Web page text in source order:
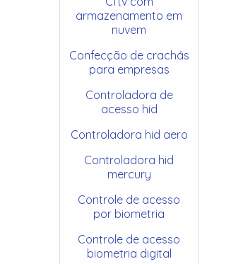
armazenamento em
nuvem
Confecção de crachás
para empresas
Controladora de
acesso hid
Controladora hid aero
Controladora hid
mercury
Controle de acesso
por biometria
Controle de acesso
biometria digital